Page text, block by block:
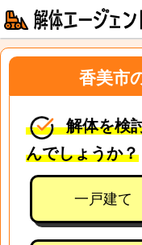
香美市
解体を検
んでしょうか？
一戸建て